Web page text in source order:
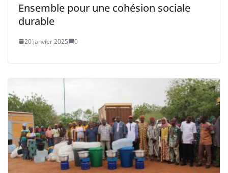
Ensemble pour une cohésion sociale
durable
20 janvier 2025 0